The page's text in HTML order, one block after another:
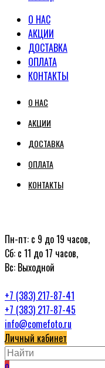
О НАС
АКЦИИ
ДОСТАВКА
ОПЛАТА
КОНТАКТЫ
О НАС
АКЦИИ
ДОСТАВКА
ОПЛАТА
КОНТАКТЫ
Пн-пт: с 9 до 19 часов,
Сб: с 11 до 17 часов,
Вс: Выходной
+7 (383) 217-87-41
+7 (383) 217-87-45
info@comefoto.ru
Личный кабинет